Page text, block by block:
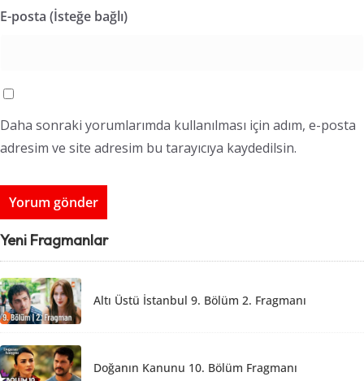
E-posta (İsteğe bağlı)
Daha sonraki yorumlarımda kullanılması için adım, e-posta
adresim ve site adresim bu tarayıcıya kaydedilsin.
Yeni Fragmanlar
Altı Üstü İstanbul 9. Bölüm 2. Fragmanı
Doğanın Kanunu 10. Bölüm Fragmanı